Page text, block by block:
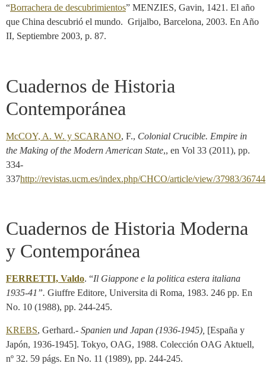
“Borrachera de descubrimientos” MENZIES, Gavin, 1421. El año
que China descubrió el mundo. Grijalbo, Barcelona, 2003. En Año
II, Septiembre 2003, p. 87.
Cuadernos de Historia
Contemporánea
McCOY, A. W. y SCARANO, F., Colonial Crucible. Empire in
the Making of the Modern American State,, en Vol 33 (2011), pp.
334-
337http://revistas.ucm.es/index.php/CHCO/article/view/37983/36744
Cuadernos de Historia Moderna
y Contemporánea
FERRETTI, Valdo. “Il Giappone e la politica estera italiana
1935-41”. Giuffre Editore, Universita di Roma, 1983. 246 pp. En
No. 10 (1988), pp. 244-245.
KREBS, Gerhard.- Spanien und Japan (1936-1945), [España y
Japón, 1936-1945]. Tokyo, OAG, 1988. Colección OAG Aktuell,
nº 32. 59 págs. En No. 11 (1989), pp. 244-245.